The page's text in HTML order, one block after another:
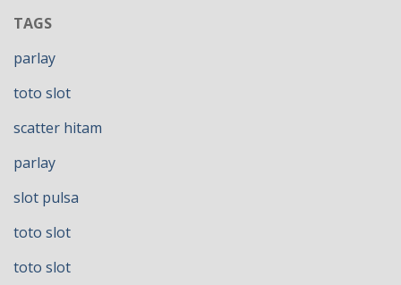
TAGS
parlay
toto slot
scatter hitam
parlay
slot pulsa
toto slot
toto slot